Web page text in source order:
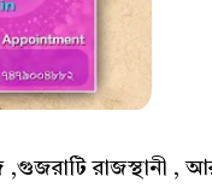
,গুজরাটি রাজস্থানী ,